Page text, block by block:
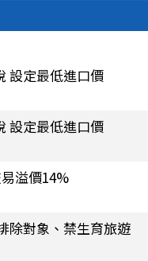
設定最低進口價
設定最低進口價
溢價14%
除對象、禁生育旅遊